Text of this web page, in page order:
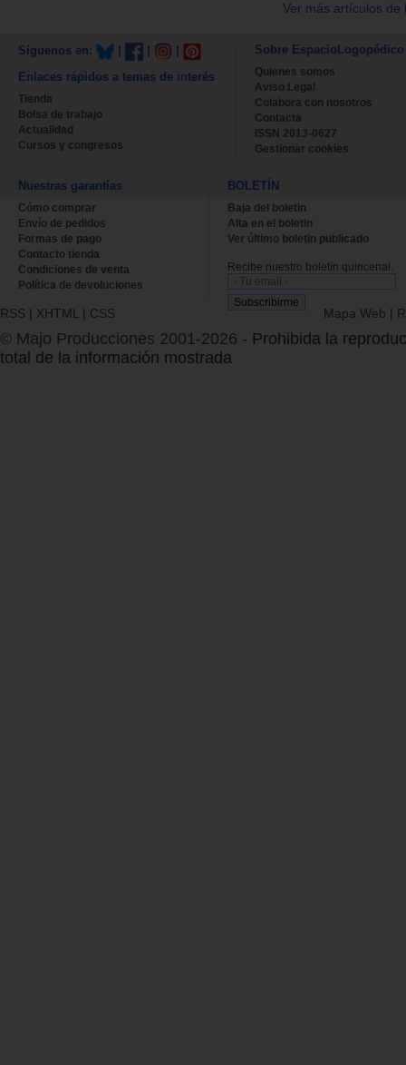
Ver más artículos
Síguenos en:
Enlaces rápidos a temas de interés
Tienda
Bolsa de trabajo
Actualidad
Cursos y congresos
Sobre EspacioLogopédico
Quienes somos
Aviso Legal
Colabora con nosotros
Contacta
ISSN 2013-0627
Gestionar cookies
Nuestras garantías
Cómo comprar
Envío de pedidos
Formas de pago
Contacto tienda
Condiciones de venta
Política de devoluciones
BOLETÍN
Baja del boletin
Alta en el boletin
Ver último boletin publicado
Recibe nuestro boletín quincenal.
RSS | XHTML | CSS Mapa Web |
© Majo Producciones 2001-2026 - Prohibida la
total de la información mostrada